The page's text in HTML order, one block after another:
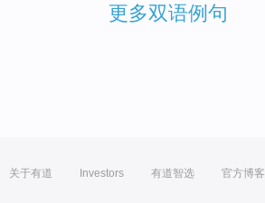
更多双语例句
关于有道 Investors 有道智选 官方博客